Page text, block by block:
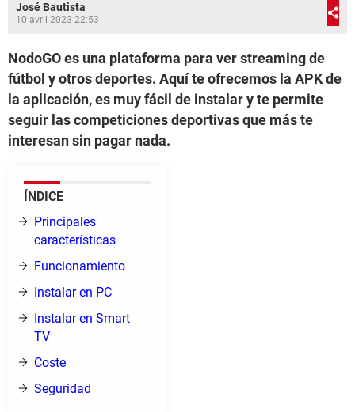
José Bautista
10 avril 2023 22:53
NodoGO es una plataforma para ver streaming de
fútbol y otros deportes. Aquí te ofrecemos la APK de
la aplicación, es muy fácil de instalar y te permite
seguir las competiciones deportivas que más te
interesan sin pagar nada.
ÍNDICE
Principales
características
Funcionamiento
Instalar en PC
Instalar en Smart
TV
Coste
Seguridad